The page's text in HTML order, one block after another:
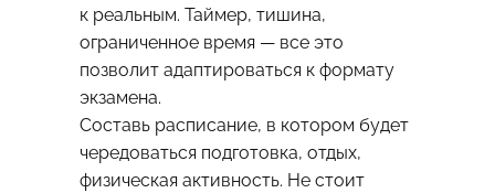
к реальным. Таймер, тишина,
ограниченное время — все это
позволит адаптироваться к формату
экзамена.
Составь расписание, в котором будет
чередоваться подготовка, отдых,
физическая активность. Не стоит